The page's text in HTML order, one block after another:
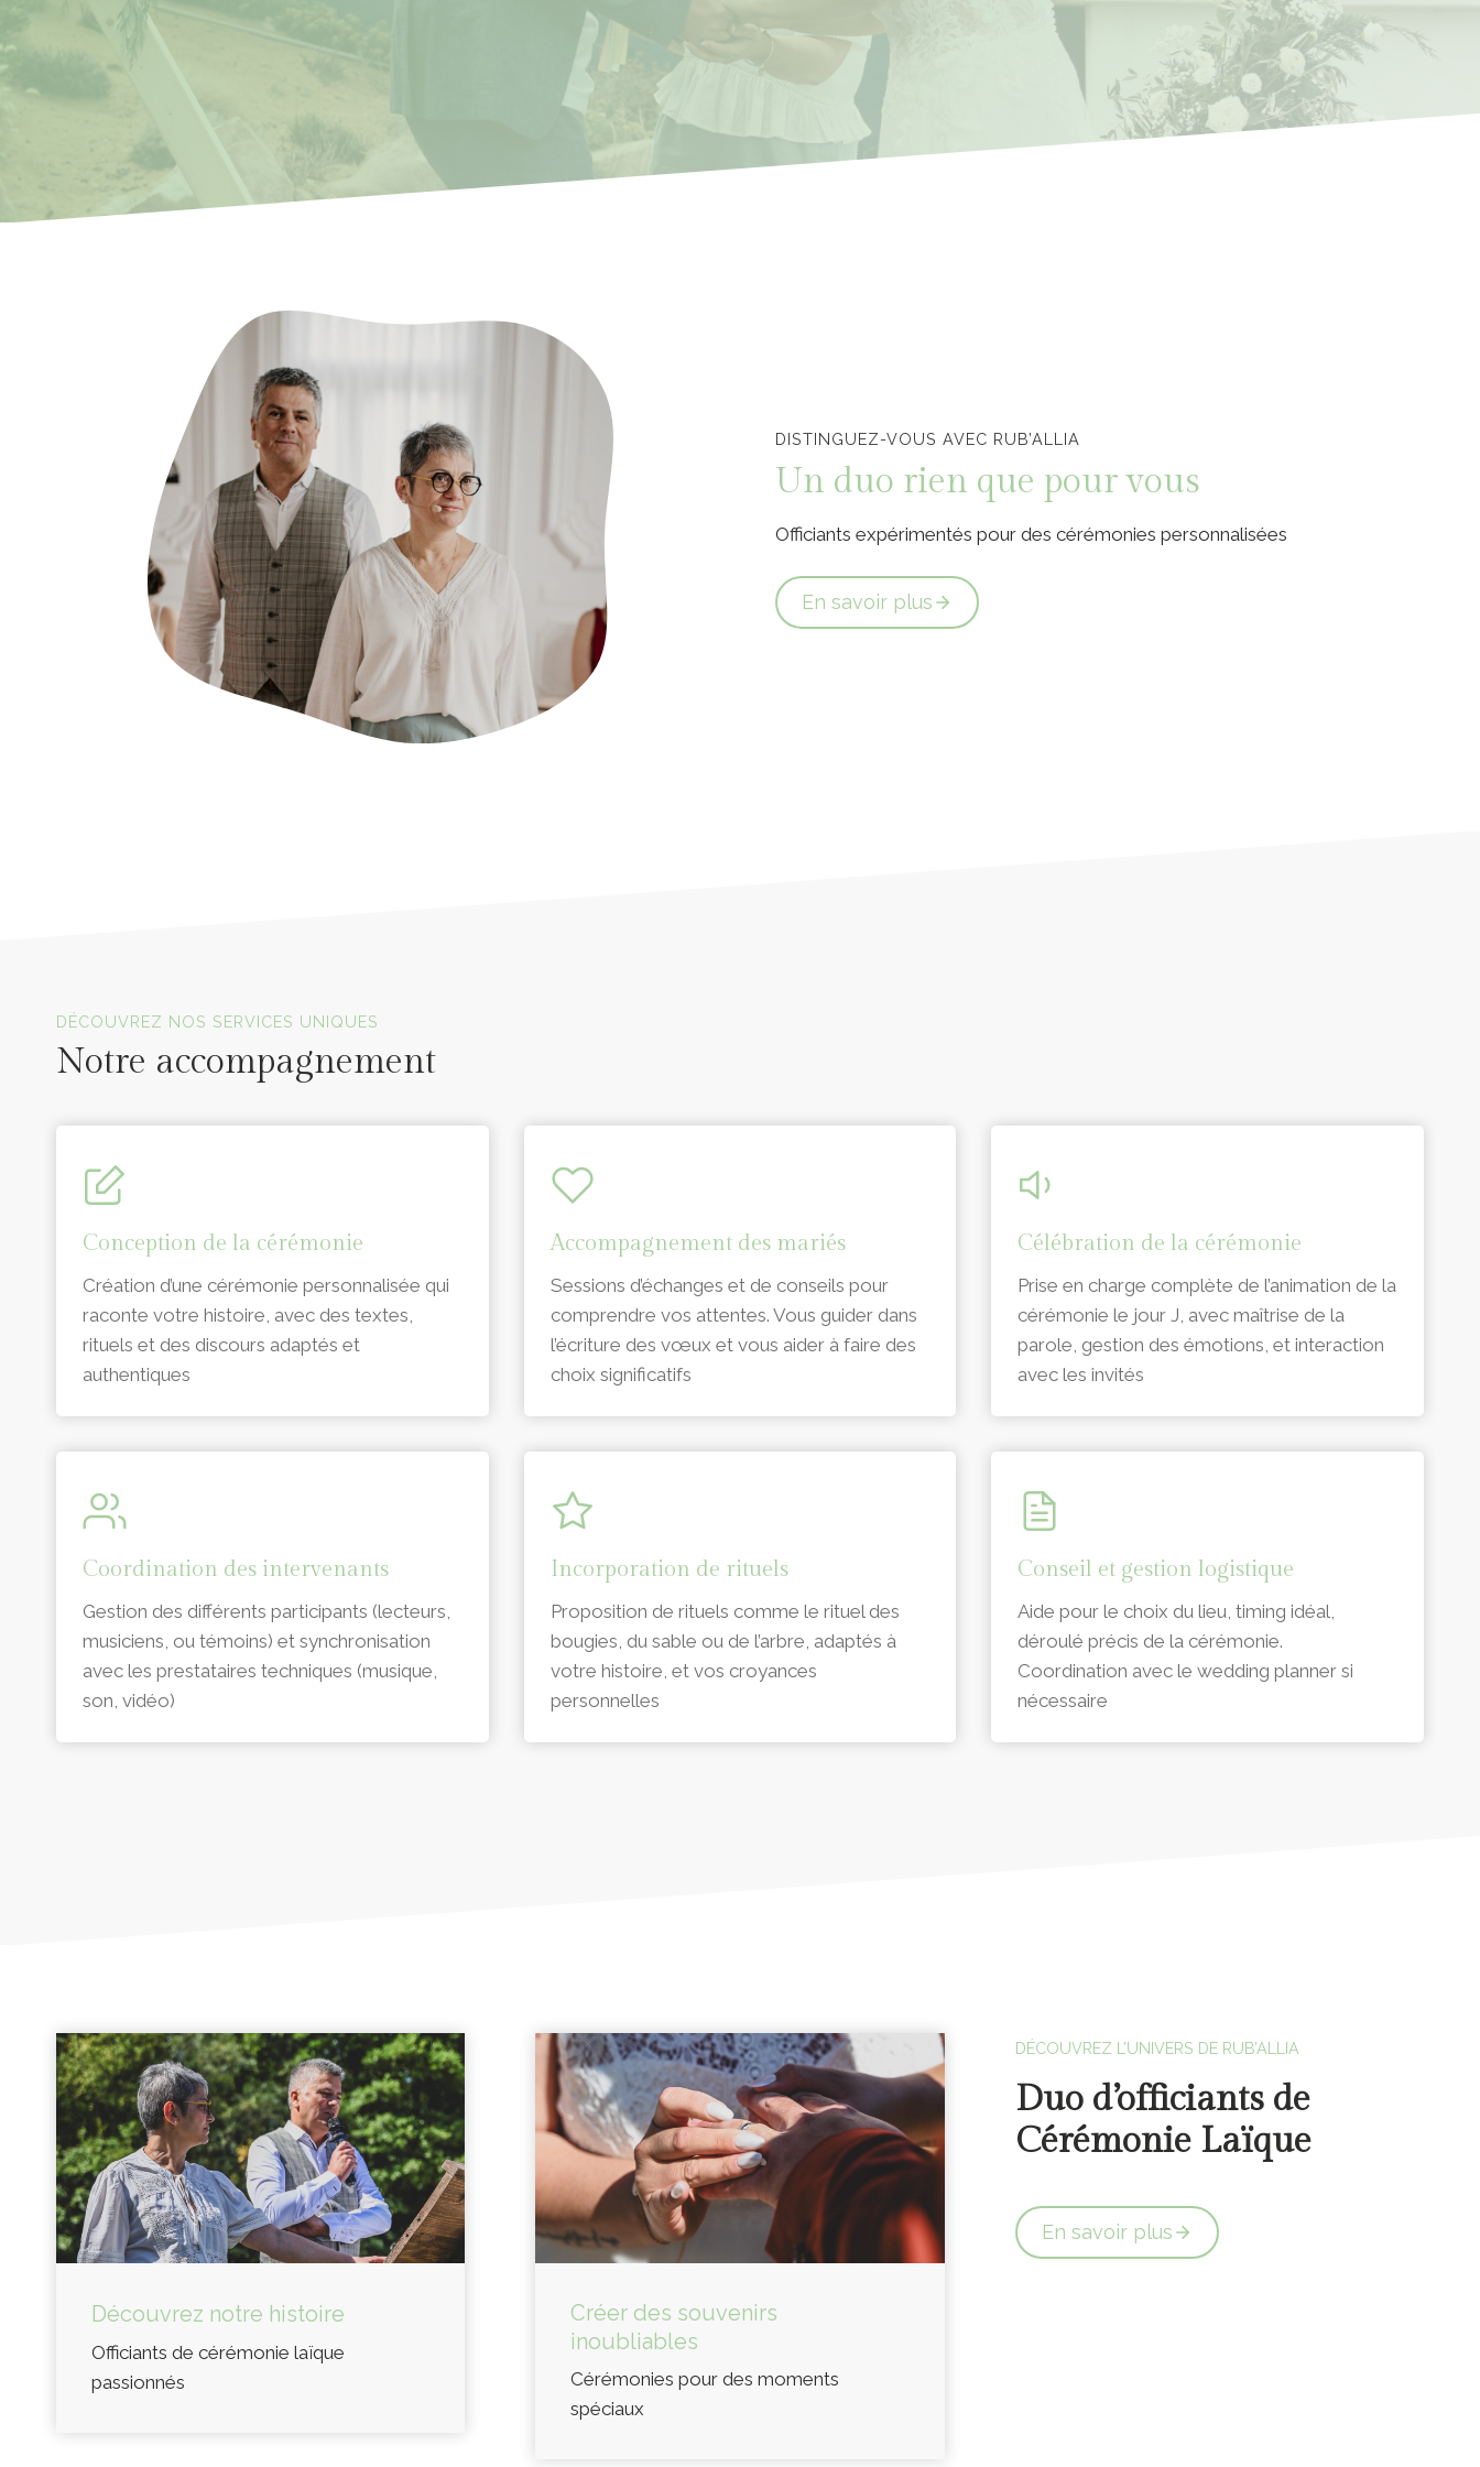
DISTINGUEZ-VOUS AVEC RUB’ALLIA
Un duo rien que pour vous
Officiants expérimentés pour des cérémonies personnalisées
En savoir plus
DÉCOUVREZ NOS SERVICES UNIQUES
Notre accompagnement
Conception de la cérémonie
Création d’une cérémonie personnalisée qui
raconte votre histoire, avec des textes,
rituels et des discours adaptés et
authentiques
Accompagnement des mariés
Sessions d’échanges et de conseils pour
comprendre vos attentes. Vous guider dans
l’écriture des vœux et vous aider à faire des
choix significatifs
Célébration de la cérémonie
Prise en charge complète de l’animation de la
cérémonie le jour J, avec maîtrise de la
parole, gestion des émotions, et interaction
avec les invités
Coordination des intervenants
Gestion des différents participants (lecteurs,
musiciens, ou témoins) et synchronisation
avec les prestataires techniques (musique,
son, vidéo)
Incorporation de rituels
Proposition de rituels comme le rituel des
bougies, du sable ou de l’arbre, adaptés à
votre histoire, et vos croyances
personnelles
Conseil et gestion logistique
Aide pour le choix du lieu, timing idéal,
déroulé précis de la cérémonie.
Coordination avec le wedding planner si
nécessaire
Découvrez notre histoire
Officiants de cérémonie laïque
passionnés
Créer des souvenirs
inoubliables
Cérémonies pour des moments
spéciaux
DÉCOUVREZ L’UNIVERS DE RUB’ALLIA
Duo d’officiants de
Cérémonie Laïque
En savoir plus